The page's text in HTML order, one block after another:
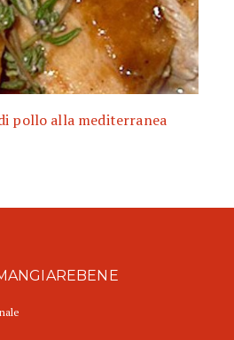
pollo alla mediterranea